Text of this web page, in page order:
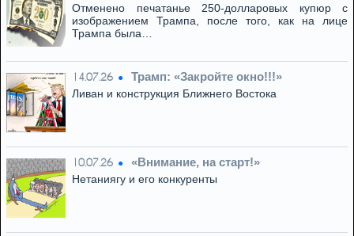
Отменено печатанье 250-долларовых купюр с
изображением Трампа, после того, как на лице
Трампа была…
14.07.26 Трамп: «Закройте окно!!!»
Ливан и конструкция Ближнего Востока
10.07.26 «Внимание, на старт!»
Нетаниягу и его конкуренты